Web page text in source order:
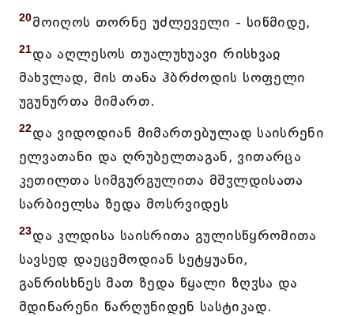
20მოიღოს თორნე უძლეველი - სიწმიდე,
21და აღლესოს თუალუხუავი რისხვაჲ
მახჳლად, მის თანა ჰბრძოდის სოფელი
უგუნურთა მიმართ.
22და ვიდოდიან მიმართებულად საისრენი
ელვათანი და ღრუბელთაგან, ვითარცა
კეთილთა სიმგურგულითა მშჳლდისათა
სარბიელსა ზედა მოსრვიდეს
23და კლდისა საისრითა გულისწყრომითა
სავსედ დაეცემოდიან სეტყუანი,
განრისხნეს მათ ზედა წყალი ზღჳსა და
მდინარენი წარღუნიდენ სასტიკად.